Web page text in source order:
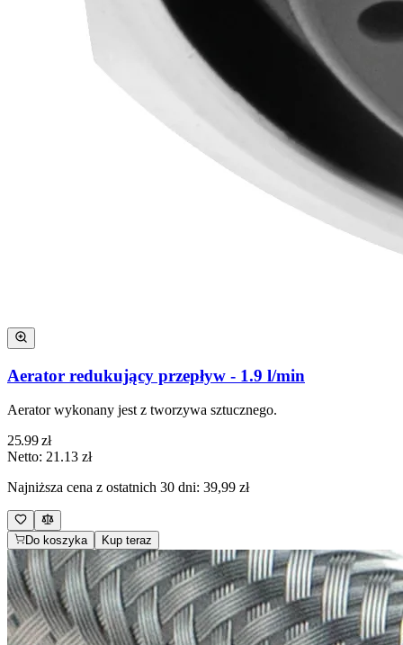
Aerator redukujący przepływ - 1.9 l/min
Aerator wykonany jest z tworzywa sztucznego.
25.99zł
Netto: 21.13 zł
Najniższa cena z ostatnich 30 dni: 39,99 zł
Do koszyka Kup teraz